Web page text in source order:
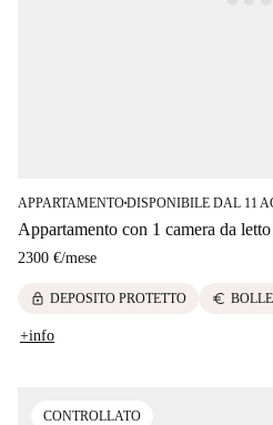
APPARTAMENTO■DISPONIBILE DAL 11
Appartamento con 1 camera da
2300 €/mese
lock DEPOSITO PROTETTO euro
+info
CONTROLLATO